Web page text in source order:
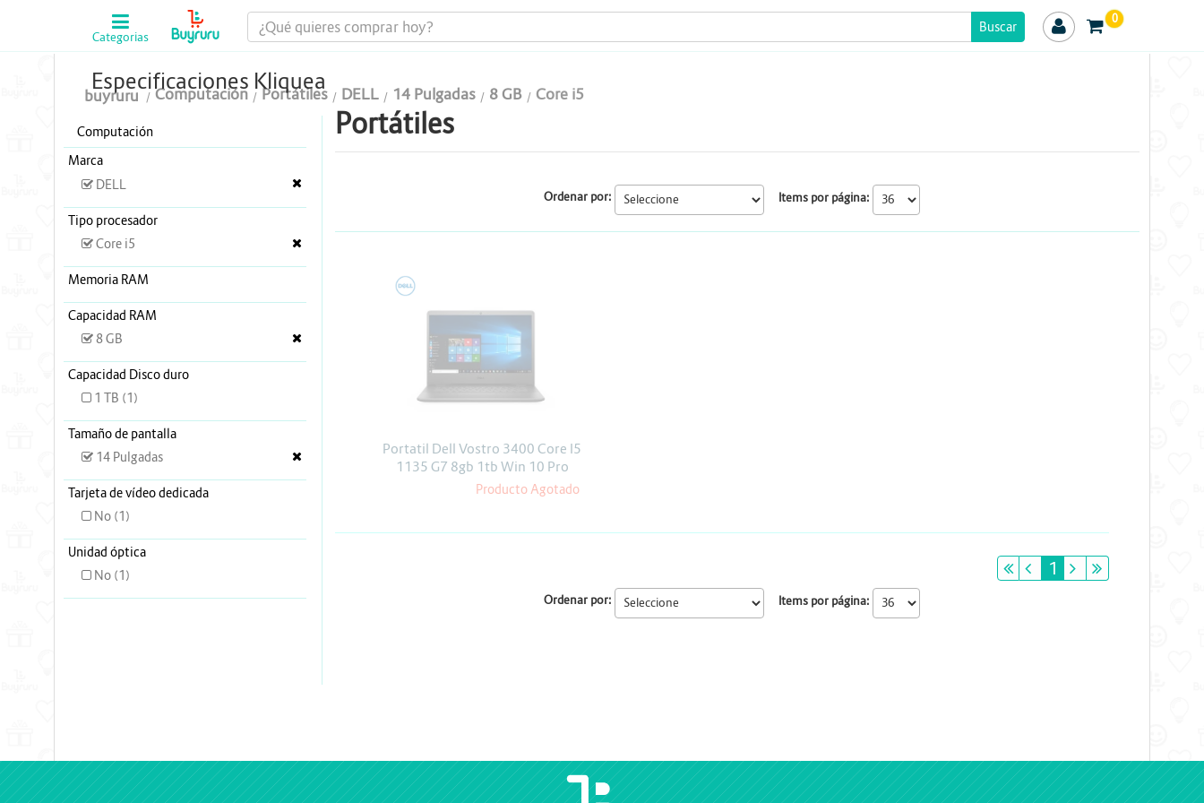
Categorias
0
Computación
Todo en uno
Computadores
Almacenamiento y Repotenciación
Cables y conectividad
Proyectores
Tablas Digitalizadoras
Celulares y Tablets
Licenciamiento y Seguridad
Accesorios
Conectividad y Redes
Telefonía IP
Especificaciones Kliquea
buyruru Computación Portátiles DELL 14 Pulgadas 8 GB Core i5
Computación
Marca
DELL
Tipo procesador
Core i5
Memoria RAM
Capacidad RAM
8 GB
Capacidad Disco duro
1 TB (1)
Tamaño de pantalla
14 Pulgadas
Tarjeta de vídeo dedicada
No (1)
Unidad óptica
No (1)
Portátiles
Ordenar por: Items por página:
Portatil Dell Vostro 3400 Core I5
1135 G7 8gb 1tb Win 10 Pro
DELL
Producto Agotado
primeiro
anterior
1 próximo
Ordenar por: Items por página: